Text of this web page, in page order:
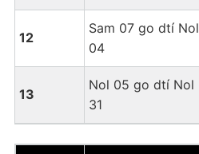
12
Sam 07 go dtí Nol
04
13
Nol 05 go dtí Nol
31